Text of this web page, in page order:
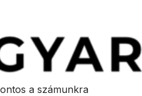
a számunkra